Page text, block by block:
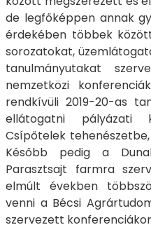
de legfőképpen annak
érdekében többek
sorozatokat,
tanulmányutakat
nemzetközi
rendkívüli 2019-20-as
ellátogatni pályázati
Csípőtelek
Később pedig a
Parasztsajt farmra
elmúlt években
venni a Bécsi
szervezett